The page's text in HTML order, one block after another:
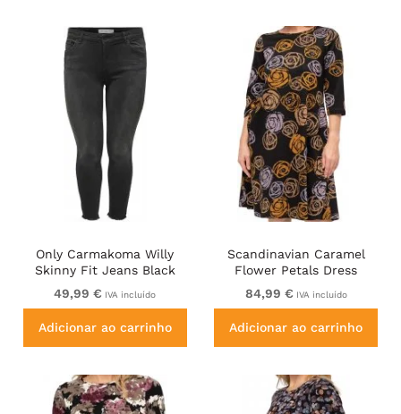
Only Carmakoma Willy
Skinny Fit Jeans Black
49,99 € IVA incluído
Adicionar ao carrinho
Scandinavian Caramel
Flower Petals Dress
Lavender and Orange
84,99 € IVA incluído
Adicionar ao carrinho